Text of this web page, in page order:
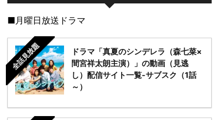
■月曜日放送ドラマ
全話見放題
ドラマ「真夏のシンデレラ（森七菜×
間宮祥太朗主演）」の動画（見逃
し）配信サイト一覧-サブスク（1話
～）